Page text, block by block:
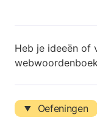
Heb je ideeën of
Oefeningen